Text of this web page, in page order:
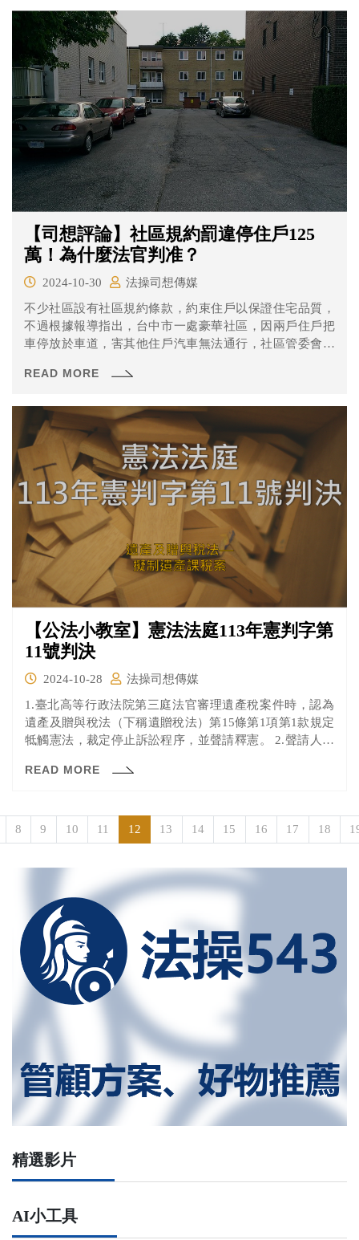
中，有4人重複中獎，恐有爭議。
【司想評論】社區規約罰違停住戶125
萬！為什麼法官判准？
2024-10-30
法操司想傳媒
不少社區設有社區規約條款，約束住戶以保證住宅品質，
不過根據報導指出，台中市一處豪華社區，因兩戶住戶把
車停放於車道，害其他住戶汽車無法通行，社區管委會開
規約條款，張姓住戶把車停在車道上一百多個小時，警察
聲明張男應「給付社區罰款」一四五萬元，張男答辯是因
大門緊閉，才被迫把車停於車道；但法官檢視照片，顯示
當時大門敞開，認為管委會處罰合理，占用車道時間約一
二五小時，判決張男支付一二五萬元罰款確定。
READ MORE
【公法小教室】憲法法庭113年憲判字第
11號判決
2024-10-28
法操司想傳媒
1.臺北高等行政法院第三庭法官審理遺產稅案件時，認為
遺產及贈與稅法（下稱遺贈稅法）第15條第1項第1款規定
牴觸憲法，裁定停止訴訟程序，並聲請釋憲。 2.聲請人被
配偶後，於同年月14日死亡，財政部北區國稅局將該土地
但皆被法院駁回，經用盡審級救濟途徑後，聲請裁判及法
規範憲法審查。
READ MORE
8 9 10 11 12 13 14 15 16 17 18
精選影片
AI小工具